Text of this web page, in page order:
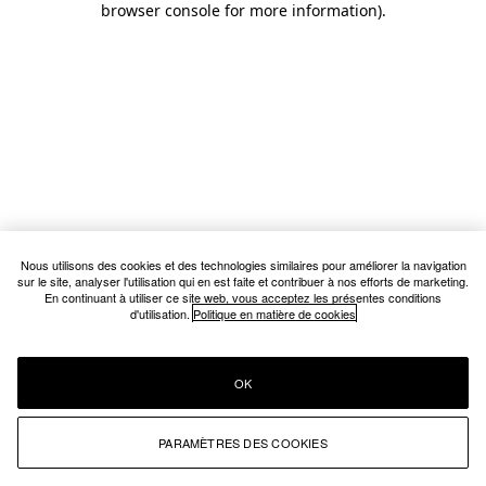
browser console for more information).
Nous utilisons des cookies et des technologies similaires pour améliorer la navigation
sur le site, analyser l'utilisation qui en est faite et contribuer à nos efforts de marketing.
En continuant à utiliser ce site web, vous acceptez les présentes conditions
d'utilisation. Politique en matière de cookies
PARAMÈTRES DES COOKIES
OK